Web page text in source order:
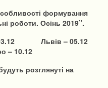
формування
роботи. Осінь 2019”.
Львів – 05.12
10.12
розглянуті на